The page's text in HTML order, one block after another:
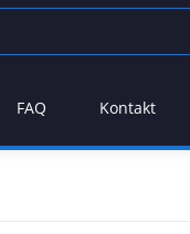
FAQ Kontakt